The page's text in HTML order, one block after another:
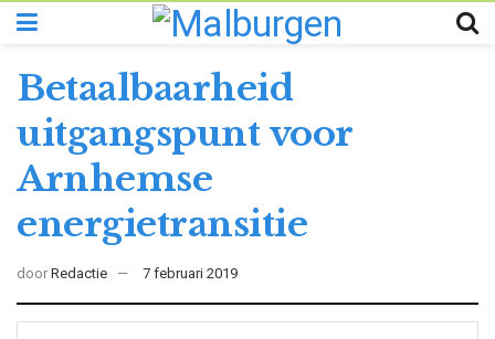
Betaalbaarheid
uitgangspunt voor
Arnhemse
energietransitie
door Redactie 7 februari 2019